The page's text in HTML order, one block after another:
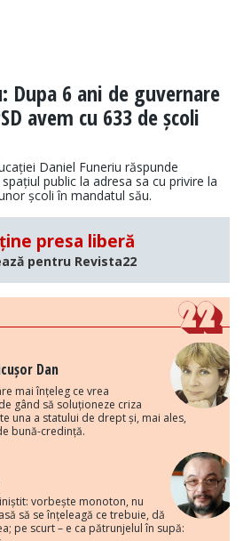
Dupa 6 ani de guvernare
avem cu 633 de școli
Daniel Funeriu răspunde
public la adresa sa cu privire la
școli în mandatul său.
presa liberă
pentru Revista22
Dan
mai înțeleg ce vrea
gând să soluționeze criza
una a statului de drept și, mai ales,
bună-credință.
vorbește monoton, nu
să se înțeleagă ce trebuie, dă
pe scurt – e ca pătrunjelul în supă: